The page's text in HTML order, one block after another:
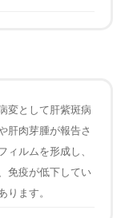
変として肝紫斑病
肝肉芽腫が報告さ
ィルムを形成し、
免疫が低下してい
ります。